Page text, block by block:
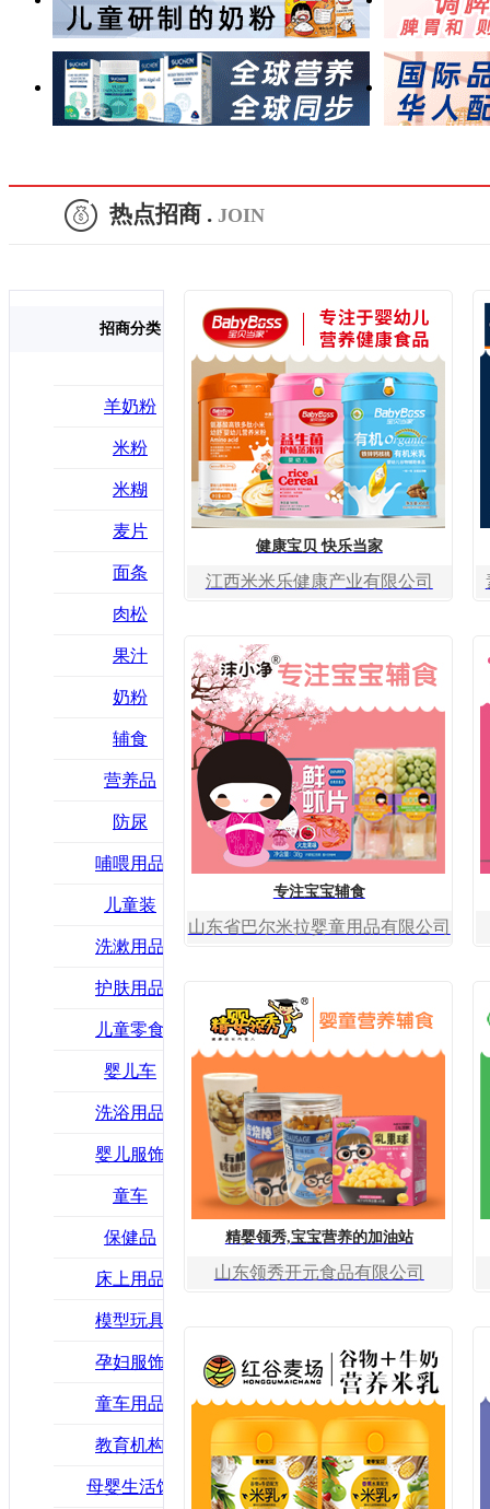
热点招商 . JOIN
招商分类
羊奶粉
米粉
米糊
麦片
面条
肉松
果汁
奶粉
辅食
营养品
防尿
哺喂用品
儿童装
洗漱用品
护肤用品
儿童零食
婴儿车
洗浴用品
婴儿服饰
童车
保健品
床上用品
模型玩具
孕妇服饰
童车用品
教育机构
母婴生活馆
健康宝贝 快乐当家
江西米米乐健康产业有限公司
专注宝宝辅食
山东省巴尔米拉婴童用品有限公司
精婴领秀,宝宝营养的加油站
山东领秀开元食品有限公司